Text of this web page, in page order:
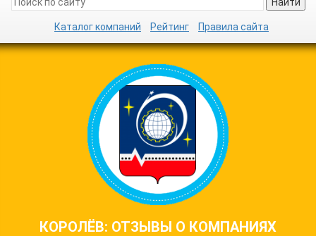
Каталог компаний Рейтинг Правила сайта
КОРОЛЁВ: ОТЗЫВЫ О КОМПАНИЯХ